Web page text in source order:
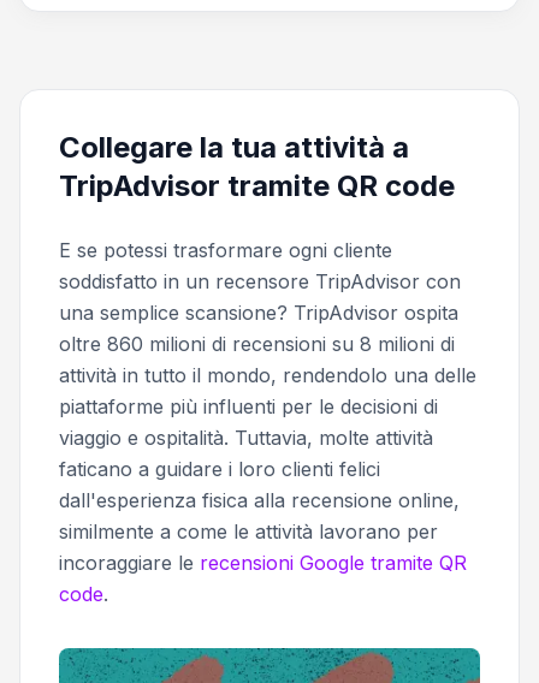
Collegare la tua attività a
TripAdvisor tramite QR code
E se potessi trasformare ogni cliente
soddisfatto in un recensore TripAdvisor con
una semplice scansione? TripAdvisor ospita
oltre 860 milioni di recensioni su 8 milioni di
attività in tutto il mondo, rendendolo una delle
piattaforme più influenti per le decisioni di
viaggio e ospitalità. Tuttavia, molte attività
faticano a guidare i loro clienti felici
dall'esperienza fisica alla recensione online,
similmente a come le attività lavorano per
incoraggiare le recensioni Google tramite QR
code.